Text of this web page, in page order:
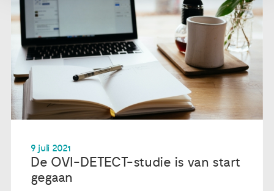
9 juli 2021
De OVI-DETECT-studie is van start
gegaan